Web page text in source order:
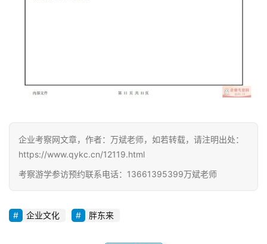
企业考察网文章，作者：万斌老师，如若转载，请注明出处：
https://www.qykc.cn/12119.html
考察游学参访预约联系电话：13661395399万斌老师
企业文化 胖东来